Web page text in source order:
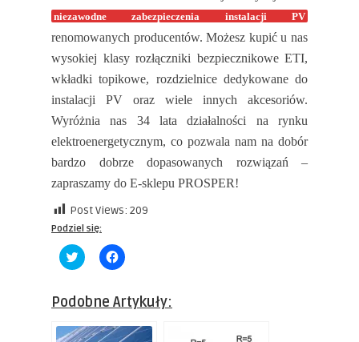
niezawodne zabezpieczenia instalacji PV
renomowanych producentów. Możesz kupić u nas
wysokiej klasy rozłączniki bezpiecznikowe ETI,
wkładki topikowe, rozdzielnice dedykowane do
instalacji PV oraz wiele innych akcesoriów.
Wyróżnia nas 34 lata działalności na rynku
elektroenergetycznym, co pozwala nam na dobór
bardzo dobrze dopasowanych rozwiązań –
zapraszamy do E-sklepu PROSPER!
Post Views: 209
Podziel się:
Click
to
Twitter
(Opens
new
window)
Click
to
Facebook
(Opens
new
window)
Podobne Artykuły: